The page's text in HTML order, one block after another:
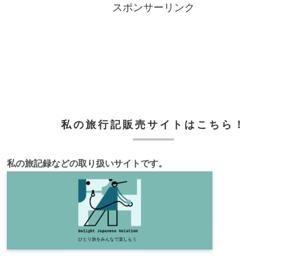
スポンサーリンク
私の旅行記販売サイトはこちら！
私の旅記録などの取り扱いサイトです。